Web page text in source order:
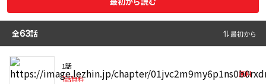
全63話 最初から
1話
1話無料
無料